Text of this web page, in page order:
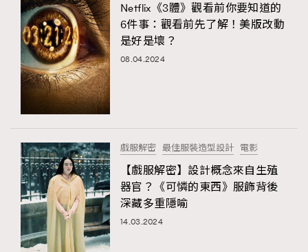
Netflix《3體》觀看前你要知道的
6件事：觀看前先了解！美版改動
是好是壞？
08.04.2024
戲服解密 最佳服裝造型設計 電影
【戲服解密】設計概念來自生殖
器官？《可憐的東西》服飾背後
深藏多重隱喻
14.03.2024